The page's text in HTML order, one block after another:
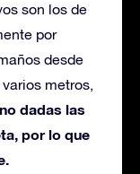
son los de
por
desde
metros,
dadas las
por lo que